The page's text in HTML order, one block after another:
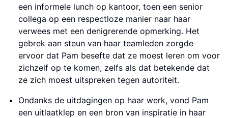
een informele lunch op kantoor, toen een senior
collega op een respectloze manier naar haar
verwees met een denigrerende opmerking. Het
gebrek aan steun van haar teamleden zorgde
ervoor dat Pam besefte dat ze moest leren om voor
zichzelf op te komen, zelfs als dat betekende dat
ze zich moest uitspreken tegen autoriteit.
Ondanks de uitdagingen op haar werk, vond Pam
een uitlaatklep en een bron van inspiratie in haar